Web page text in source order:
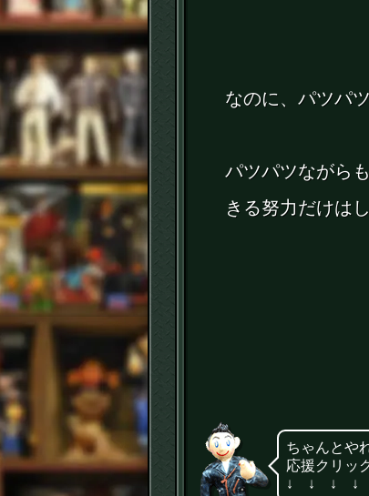
なのに、パツパ
パツパツながら
きる努力だけはし
ちゃんとや
応援クリッ
↓ ↓ ↓ ↓